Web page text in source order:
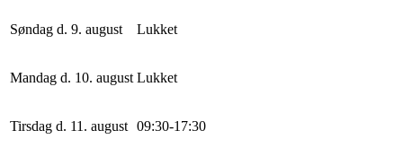
Søndag d. 9. august Lukket
Mandag d. 10. august Lukket
Tirsdag d. 11. august 09:30-17:30